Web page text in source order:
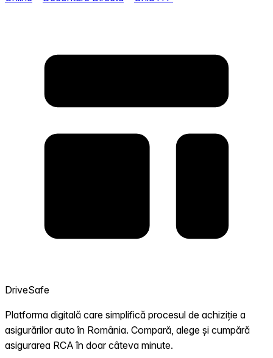
DriveSafe
Platforma digitală care simplifică procesul de achiziție a
asigurărilor auto în România. Compară, alege și cumpără
asigurarea RCA în doar câteva minute.